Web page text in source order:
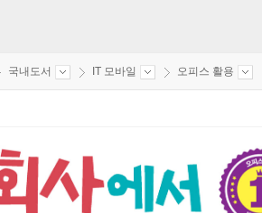
국내도서 IT 모바일 오피스 활용